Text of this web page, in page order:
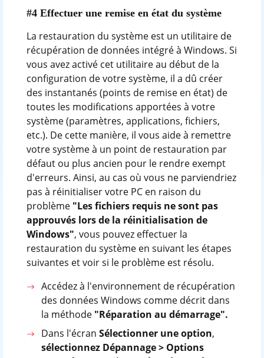
#4 Effectuer une remise en état du système
La restauration du système est un utilitaire de
récupération de données intégré à Windows. Si
vous avez activé cet utilitaire au début de la
configuration de votre système, il a dû créer
des instantanés (points de remise en état) de
toutes les modifications apportées à votre
système (paramètres, applications, fichiers,
etc.). De cette manière, il vous aide à remettre
votre système à un point de restauration par
défaut ou plus ancien pour le rendre exempt
d'erreurs. Ainsi, au cas où vous ne parviendriez
pas à réinitialiser votre PC en raison du
problème "Les fichiers requis ne sont pas
approuvés lors de la réinitialisation de
Windows", vous pouvez effectuer la
restauration du système en suivant les étapes
suivantes et voir si le problème est résolu.
Accédez à l'environnement de récupération
des données Windows comme décrit dans
la méthode "Réparation au démarrage".
Dans l'écranSélectionner une option,
sélectionnez Dépannage > Options